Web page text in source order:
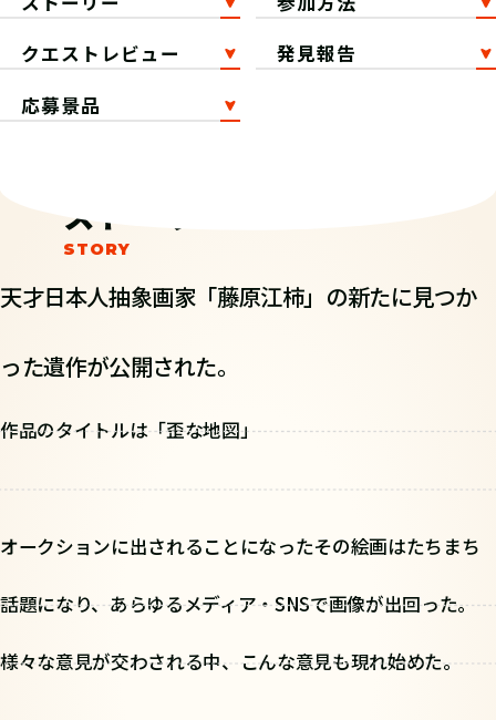
クエストレビュー
発見報告
応募景品
ストーリー
天才日本人抽象画家「藤原江柿」の新たに見つか
った遺作が公開された。
作品のタイトルは「歪な地図」
オークションに出されることになったその絵画はたちまち
話題になり、あらゆるメディア・SNSで画像が出回った。
様々な意見が交わされる中、こんな意見も現れ始めた。